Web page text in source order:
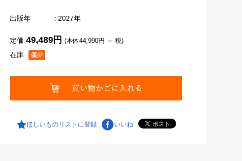
出版年 : 2027年
在庫
定価 49,489円 (本体44,990円 ＋ 税)
ほしいものリストに登録 いいね